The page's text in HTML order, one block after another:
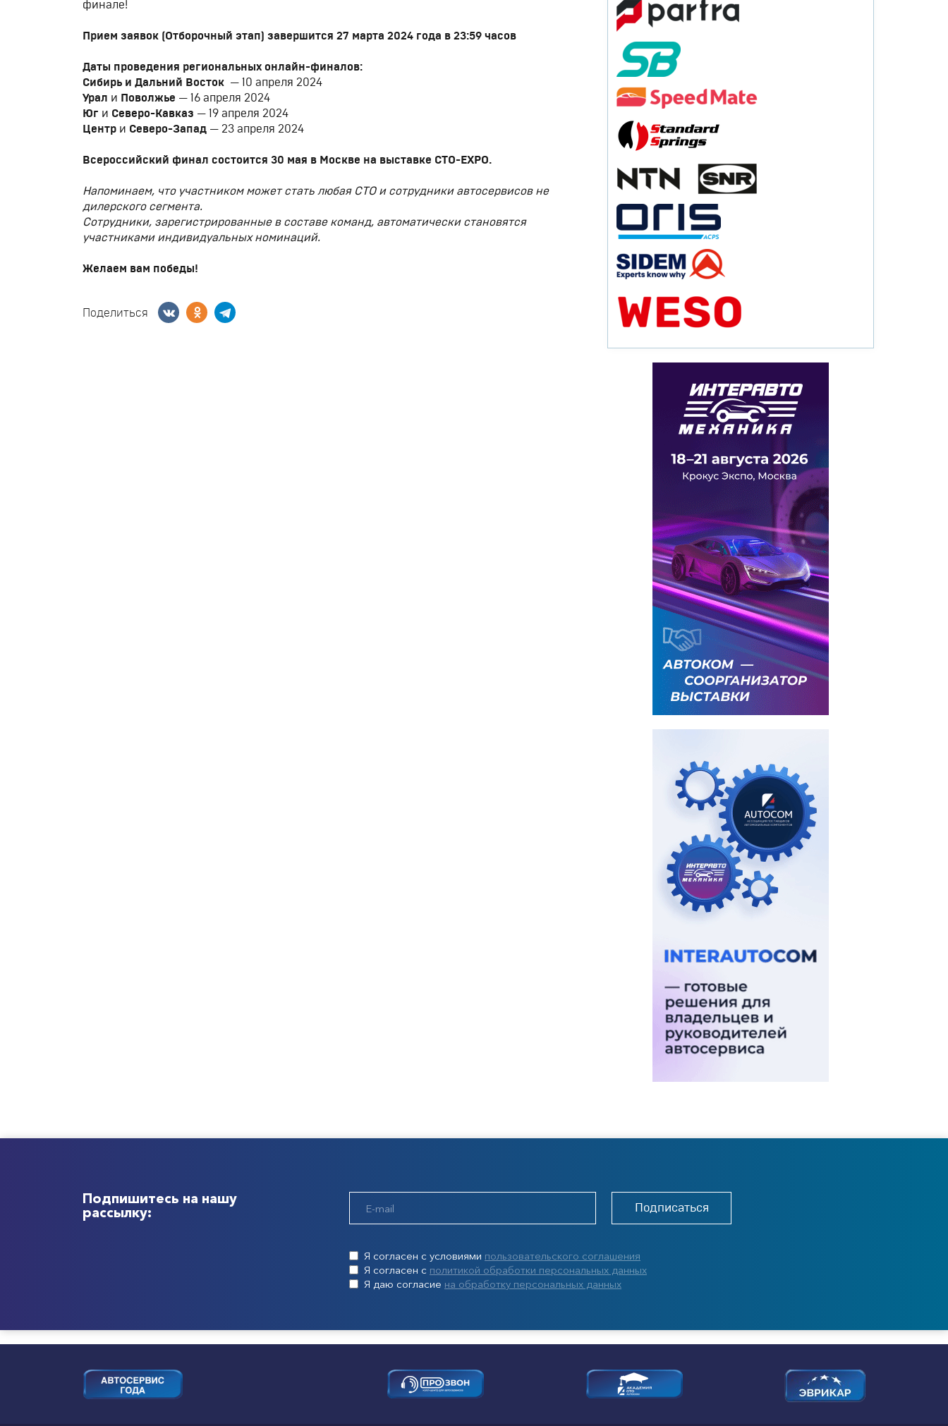
финале!
Прием заявок (Отборочный этап) завершится 27 марта 2024 года в 23:59 часов
Даты проведения региональных онлайн-финалов:
Сибирь и Дальний Восток — 10 апреля 2024
Урал и Поволжье — 16 апреля 2024
Юг и Северо-Кавказ — 19 апреля 2024
Центр и Северо-Запад — 23 апреля 2024
Всероссийский финал состоится 30 мая в Москве на выставке СТО-EXPO.
Напоминаем, что участником может стать любая СТО и сотрудники автосервисов не
дилерского сегмента.
Сотрудники, зарегистрированные в составе команд, автоматически становятся
участниками индивидуальных номинаций.
Желаем вам победы!
Поделиться
Подпишитесь на нашу
рассылку:
Подписаться
Я согласен с условиями пользовательского соглашения
Я согласен с политикой обработки персональных данных
Я даю согласие на обработку персональных данных